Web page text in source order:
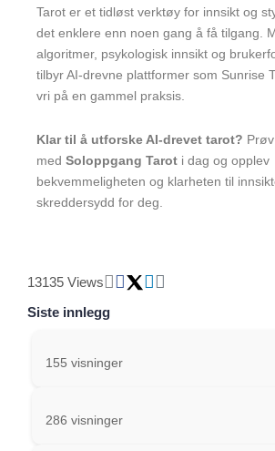
Tarot er et tidløst verktøy for innsikt og
det enklere enn noen gang å få tilgang.
algoritmer, psykologisk innsikt og
tilbyr AI-drevne plattformer som Sunrise
vri på en gammel praksis.
Klar til å utforske AI-drevet tarot?
med Soloppgang Tarot i dag og opplev
bekvemmeligheten og klarheten til
skreddersydd for deg.
13135 Views
Siste innlegg
155 visninger
286 visninger